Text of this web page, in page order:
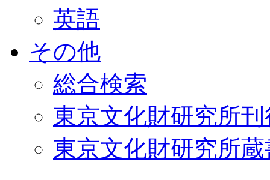
英語
その他
総合検索
東京文化財研究所
東京文化財研究所